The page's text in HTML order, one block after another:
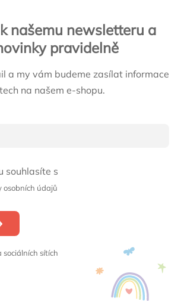
našemu newsletteru a
pravidelně
a my vám budeme zasílat informace
na našem e-shopu.
souhlasíte s
osobních údajů
sociálních sítích